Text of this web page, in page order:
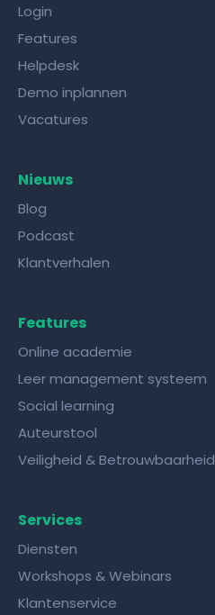
Login
Features
Helpdesk
Demo inplannen
Vacatures
Nieuws
Blog
Podcast
Klantverhalen
Features
Online academie
Leer management systeem
Social learning
Auteurstool
Veiligheid & Betrouwbaarheid
Services
Diensten
Workshops & Webinars
Klantenservice